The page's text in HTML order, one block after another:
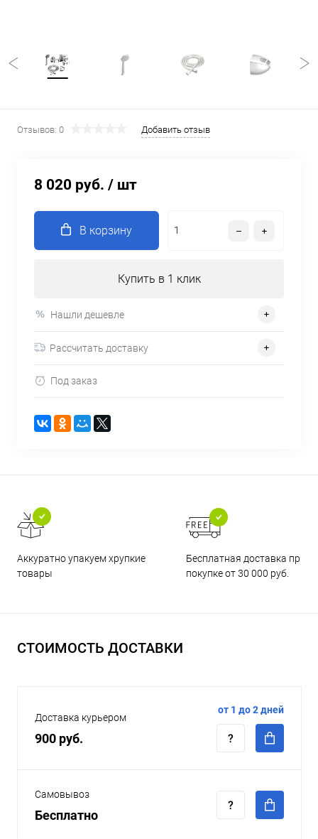
Отзывов: 0 Добавить отзыв
8 020 руб. / шт
В корзину
Купить в 1 клик
Нашли дешевле
Рассчитать доставку
Под заказ
Аккуратно упакуем хрупкие
товары
Бесплатная доставка при
покупке от 30 000 руб.
СТОИМОСТЬ ДОСТАВКИ
Доставка курьером
900 руб.
от 1 до 2 дней
Самовывоз
Бесплатно